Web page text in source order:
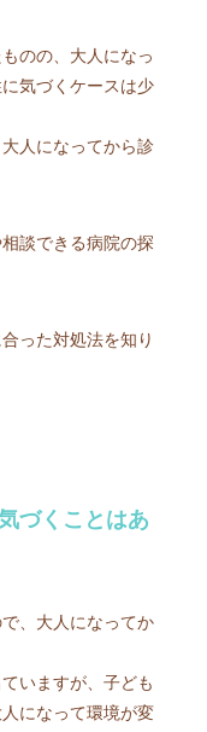
のの、大人になっ
気づくケースは少
人になってから診
談できる病院の探
った対処法を知り
づくことはあ
、大人になってか
いますが、子ども
になって環境が変